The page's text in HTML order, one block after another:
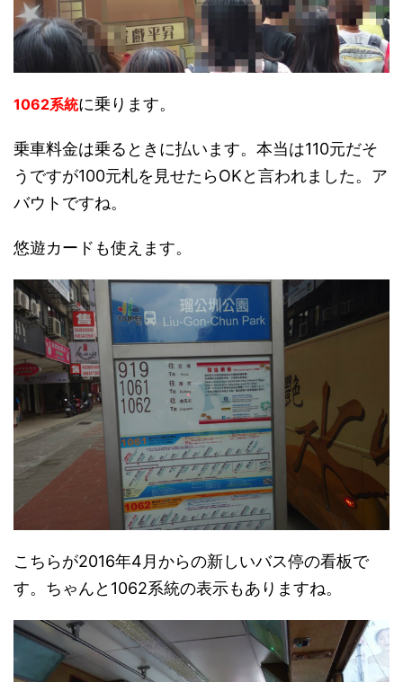
1062系統に乗ります。
乗車料金は乗るときに払います。本当は110元だそ
うですが100元札を見せたらOKと言われました。ア
バウトですね。
悠遊カードも使えます。
こちらが2016年4月からの新しいバス停の看板で
す。ちゃんと1062系統の表示もありますね。